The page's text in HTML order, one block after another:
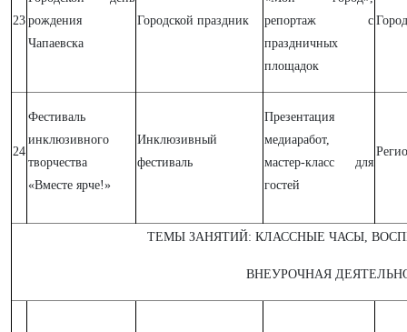
23 рождения
Чапаевска
Городской праздник
репортаж с
праздничных
площадок
24
Фестиваль
инклюзивного
творчества
«Вместе ярче!»
Инклюзивный
фестиваль
Презентация
медиаработ,
мастер-класс для
гостей
ТЕМЫ ЗАНЯТИЙ: КЛАССНЫЕ ЧАСЫ,
ВНЕУРОЧНАЯ